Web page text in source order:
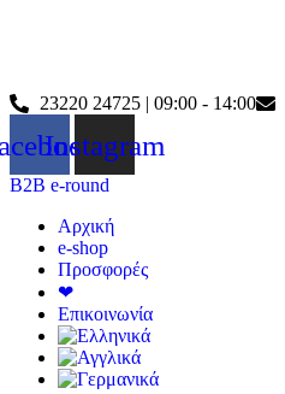
Skip
content
23220 24725 | 09:00 - 14:00
Instagram
B2B e-round
Αρχική
e-shop
Προσφορές
❤
Επικοινωνία